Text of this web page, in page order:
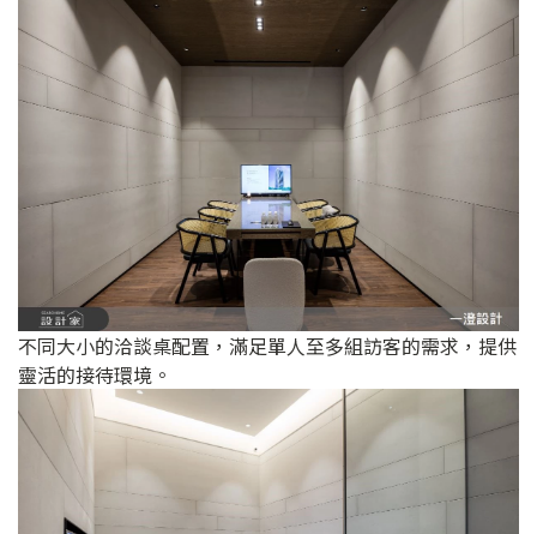
不同大小的洽談桌配置，滿足單人至多組訪客的需求，提供
靈活的接待環境。